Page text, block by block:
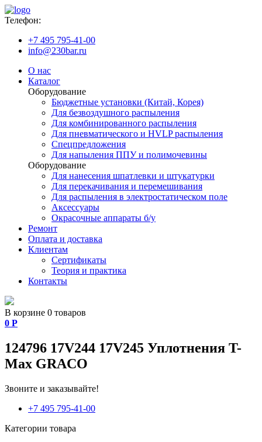
Телефон:
+7 495 795-41-00
info@230bar.ru
О нас
Каталог
Оборудование
Бюджетные установки (Китай, Корея)
Для безвоздушного распыления
Для комбинированного распыления
Для пневматического и HVLP распыления
Спецпредложения
Для напыления ППУ и полимочевины
Оборудование
Для нанесения шпатлевки и штукатурки
Для перекачивания и перемешивания
Для распыления в электростатическом поле
Аксессуары
Окрасочные аппараты б/у
Ремонт
Оплата и доставка
Клиентам
Сертификаты
Теория и практика
Контакты
В корзине 0 товаров
0 Р
124796 17V244 17V245 Уплотнения T-
Max GRACO
Звоните и заказывайте!
+7 495 795-41-00
Категории товара